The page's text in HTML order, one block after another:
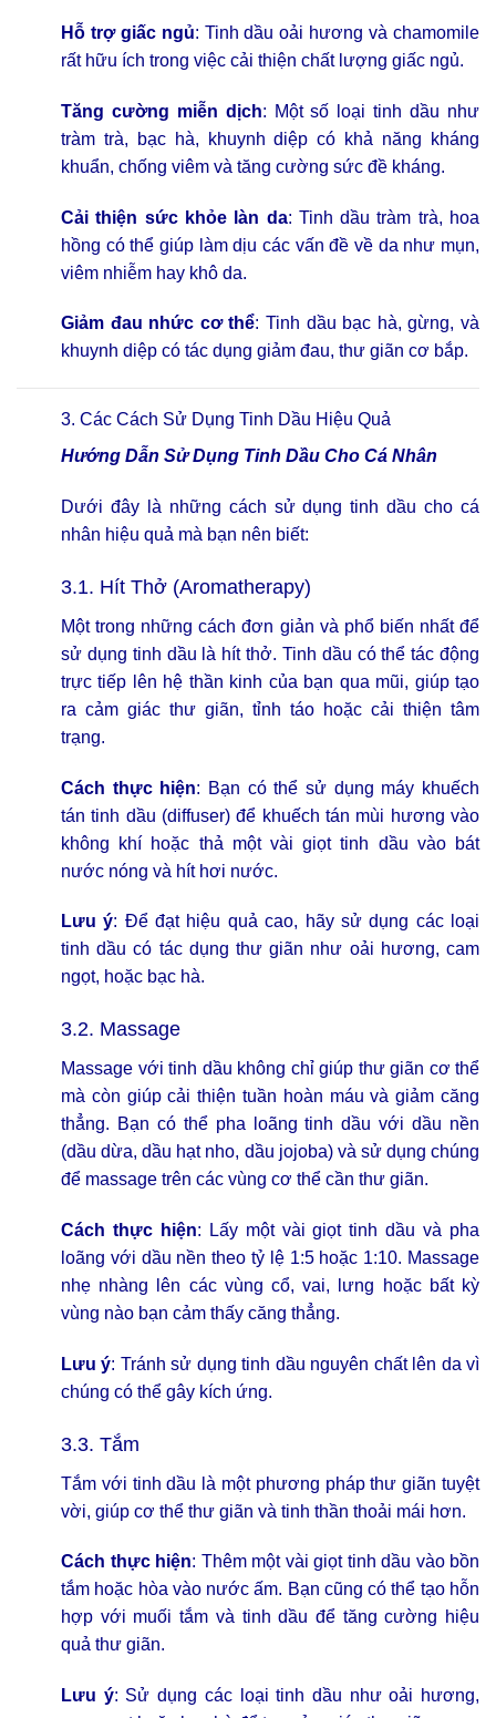
Hỗ trợ giấc ngủ: Tinh dầu oải hương và chamomile
rất hữu ích trong việc cải thiện chất lượng giấc ngủ.
Tăng cường miễn dịch: Một số loại tinh dầu như
tràm trà, bạc hà, khuynh diệp có khả năng kháng
khuẩn, chống viêm và tăng cường sức đề kháng.
Cải thiện sức khỏe làn da: Tinh dầu tràm trà, hoa
hồng có thể giúp làm dịu các vấn đề về da như mụn,
viêm nhiễm hay khô da.
Giảm đau nhức cơ thể: Tinh dầu bạc hà, gừng, và
khuynh diệp có tác dụng giảm đau, thư giãn cơ bắp.
3. Các Cách Sử Dụng Tinh Dầu Hiệu Quả
Hướng Dẫn Sử Dụng Tinh Dầu Cho Cá Nhân
Dưới đây là những cách sử dụng tinh dầu cho cá
nhân hiệu quả mà bạn nên biết:
3.1. Hít Thở (Aromatherapy)
Một trong những cách đơn giản và phổ biến nhất để
sử dụng tinh dầu là hít thở. Tinh dầu có thể tác động
trực tiếp lên hệ thần kinh của bạn qua mũi, giúp tạo
ra cảm giác thư giãn, tỉnh táo hoặc cải thiện tâm
trạng.
Cách thực hiện: Bạn có thể sử dụng máy khuếch
tán tinh dầu (diffuser) để khuếch tán mùi hương vào
không khí hoặc thả một vài giọt tinh dầu vào bát
nước nóng và hít hơi nước.
Lưu ý: Để đạt hiệu quả cao, hãy sử dụng các loại
tinh dầu có tác dụng thư giãn như oải hương, cam
ngọt, hoặc bạc hà.
3.2. Massage
Massage với tinh dầu không chỉ giúp thư giãn cơ thể
mà còn giúp cải thiện tuần hoàn máu và giảm căng
thẳng. Bạn có thể pha loãng tinh dầu với dầu nền
(dầu dừa, dầu hạt nho, dầu jojoba) và sử dụng chúng
để massage trên các vùng cơ thể cần thư giãn.
Cách thực hiện: Lấy một vài giọt tinh dầu và pha
loãng với dầu nền theo tỷ lệ 1:5 hoặc 1:10. Massage
nhẹ nhàng lên các vùng cổ, vai, lưng hoặc bất kỳ
vùng nào bạn cảm thấy căng thẳng.
Lưu ý: Tránh sử dụng tinh dầu nguyên chất lên da vì
chúng có thể gây kích ứng.
3.3. Tắm
Tắm với tinh dầu là một phương pháp thư giãn tuyệt
vời, giúp cơ thể thư giãn và tinh thần thoải mái hơn.
Cách thực hiện: Thêm một vài giọt tinh dầu vào bồn
tắm hoặc hòa vào nước ấm. Bạn cũng có thể tạo hỗn
hợp với muối tắm và tinh dầu để tăng cường hiệu
quả thư giãn.
Lưu ý: Sử dụng các loại tinh dầu như oải hương,